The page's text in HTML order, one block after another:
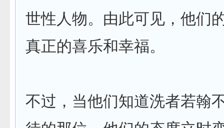
世性人物。由此可见，他们
真正的喜乐和幸福。
不过，当他们知道洗者若翰